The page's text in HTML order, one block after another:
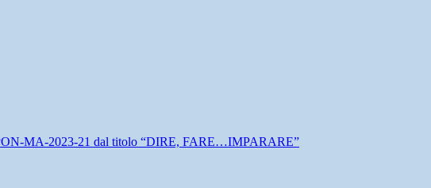
MA-2023-21 dal titolo “DIRE, FARE…IMPARARE”